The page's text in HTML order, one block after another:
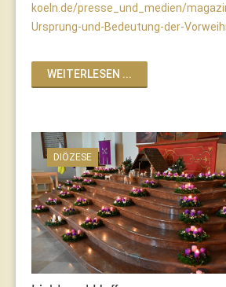
koeln.de/presse_und_medien/
Ursprung-und-Bedeutung-der-
WEITERLESEN ...
DIÖZESE